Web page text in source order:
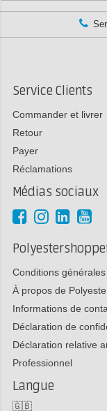
Service Clients
Commander et livrer
Retour
Payer
Réclamations
Médias sociaux
Conditions générales
À propos de
Informations de
Déclaration de
Déclaration relative
Professionnel
Langue
🇬🇧